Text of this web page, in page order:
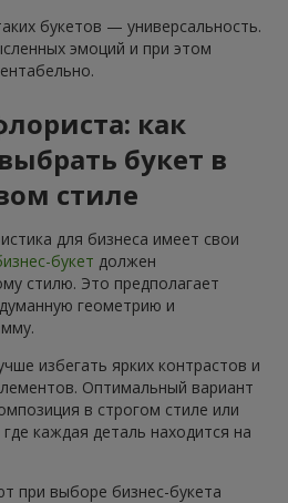
букетов — универсальность.
эмоций и при этом
как
букет в
стиле
для бизнеса имеет свои
букет должен
стилю. Это предполагает
геометрию и
избегать ярких контрастов и
Оптимальный вариант
в строгом стиле или
каждая деталь находится на
при выборе бизнес-букета